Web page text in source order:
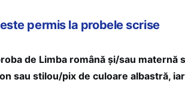
permis la probele scrise
de Limba română şi/sau
sau stilou/pix de culoare albastră,